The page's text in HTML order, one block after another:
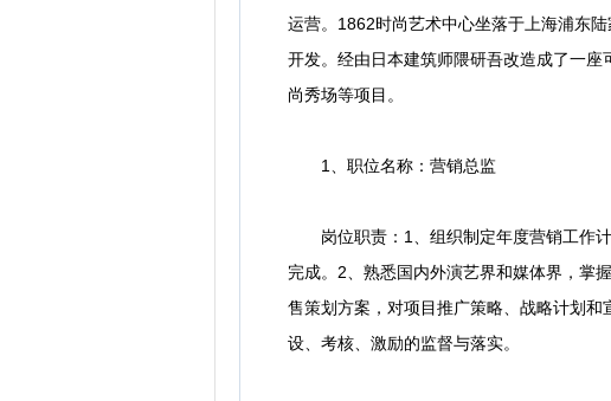
运营。1862时尚艺术中心坐落于上海浦东
开发。经由日本建筑师隈研吾改造成了一
尚秀场等项目。
1、职位名称：营销总监
岗位职责：1、组织制定年度营销工作计
完成。2、熟悉国内外演艺界和媒体界，掌
售策划方案，对项目推广策略、战略计划
设、考核、激励的监督与落实。